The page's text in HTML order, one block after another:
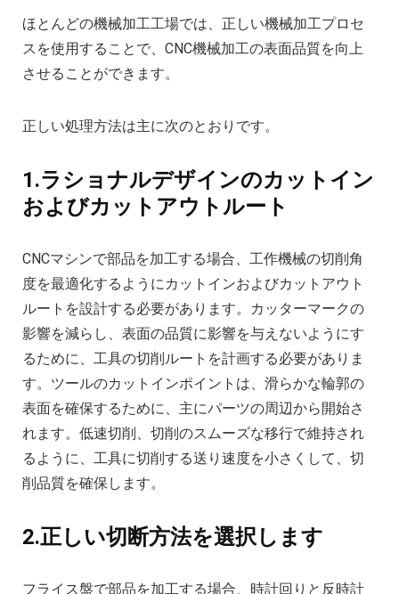
ほとんどの機械加工工場では、正しい機械加工プロセ
スを使用することで、CNC機械加工の表面品質を向上
させることができます。
正しい処理方法は主に次のとおりです。
1.ラショナルデザインのカットイン
およびカットアウトルート
CNCマシンで部品を加工する場合、工作機械の切削角
度を最適化するようにカットインおよびカットアウト
ルートを設計する必要があります。カッターマークの
影響を減らし、表面の品質に影響を与えないようにす
るために、工具の切削ルートを計画する必要がありま
す。ツールのカットインポイントは、滑らかな輪郭の
表面を確保するために、主にパーツの周辺から開始さ
れます。低速切削、切削のスムーズな移行で維持され
るように、工具に切削する送り速度を小さくして、切
削品質を確保します。
2.正しい切断方法を選択します
フライス盤で部品を加工する場合、時計回りと反時計